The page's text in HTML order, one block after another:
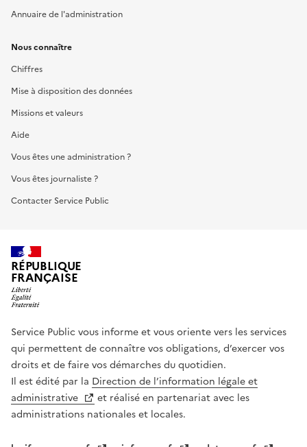
Annuaire de l'administration
Nous connaître
Chiffres
Mise à disposition des données
Missions et valeurs
Aide
Vous êtes une administration ?
Vous êtes journaliste ?
Contacter Service Public
RÉPUBLIQUE
FRANÇAISE
Service Public vous informe et vous oriente vers les services
qui permettent de connaître vos obligations, d’exercer vos
droits et de faire vos démarches du quotidien.
Il est édité par la Direction de l’information légale et
administrative
et réalisé en partenariat avec les
administrations nationales et locales.